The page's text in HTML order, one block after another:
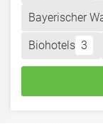
Bayerischer
Biohotels 3